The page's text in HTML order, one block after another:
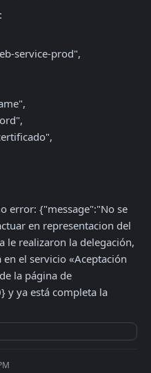
error: {"message":"No se
en representacion del
le realizaron la delegación,
el servicio «Aceptación
la página de
y ya está completa la